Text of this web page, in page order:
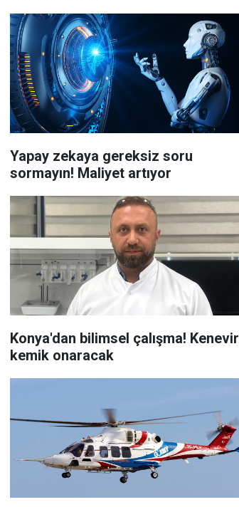
Yapay zekaya gereksiz soru
sormayın! Maliyet artıyor
Konya'dan bilimsel çalışma! Kenevir
kemik onaracak